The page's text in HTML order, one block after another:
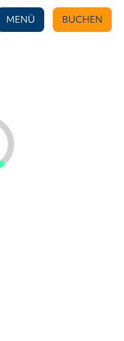
MENÜ BUCHEN